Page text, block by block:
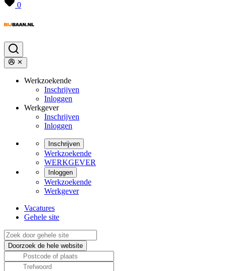
0
Werkzoekende
Inschrijven
Inloggen
Werkgever
Inschrijven
Inloggen
Inschrijven
Werkzoekende
WERKGEVER
Inloggen
Werkzoekende
Werkgever
Vacatures
Gehele site